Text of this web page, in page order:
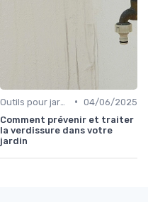
• 04/06/2025
Comment prévenir et traiter
la verdissure dans votre
jardin